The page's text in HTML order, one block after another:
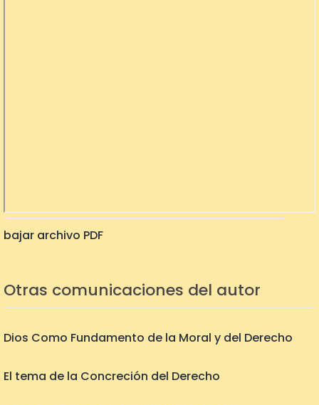
bajar archivo PDF
Otras comunicaciones del autor
Dios Como Fundamento de la Moral y del Derecho
El tema de la Concreción del Derecho